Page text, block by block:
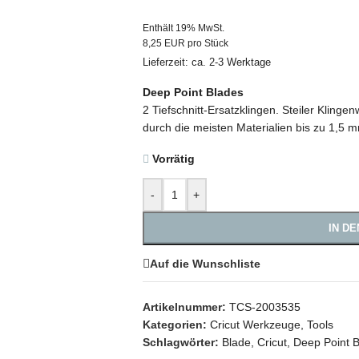
Enthält 19% MwSt.
8,25 EUR pro Stück
Lieferzeit: ca. 2-3 Werktage
Deep Point Blades
2 Tiefschnitt-Ersatzklingen. Steiler
durch die meisten Materialien bis zu 1,5
Vorrätig
- +
IN
Auf die Wunschliste
Artikelnummer: TCS-2003535
Kategorien: Cricut Werkzeuge, Tools
Schlagwörter: Blade, Cricut, Deep Point